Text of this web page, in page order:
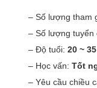
– Số lượng tham
– Số lượng tuyển
– Độ tuổi: 20 ~ 35
– Học vấn: Tốt
– Yêu cầu chiều